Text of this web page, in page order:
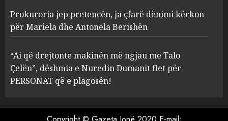
4
Prokuroria jep pretencën, ja
çfarë dënimi kërkon për
Berishën
MARCH 25, 2025
“Ai që drejtonte makinën më
ngjau me Talo Çelën”,
Prokuroria jep pretencën, ja çfarë dënimi kërkon
për Mariela dhe Antonela Berishën
“Ai që drejtonte makinën më ngjau me Talo
Çelën”, dëshmia e Nuredin Dumanit flet për
PERSONAT që e plagosën!